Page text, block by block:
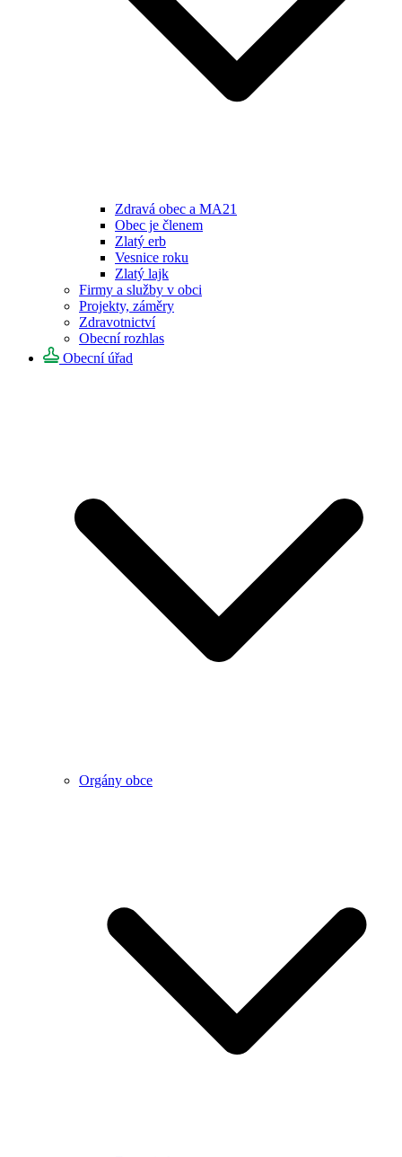
Zdravá obec a MA21
Obec je členem
Zlatý erb
Vesnice roku
Zlatý lajk
Firmy a služby v obci
Projekty, záměry
Zdravotnictví
Obecní rozhlas
Obecní úřad
Orgány obce